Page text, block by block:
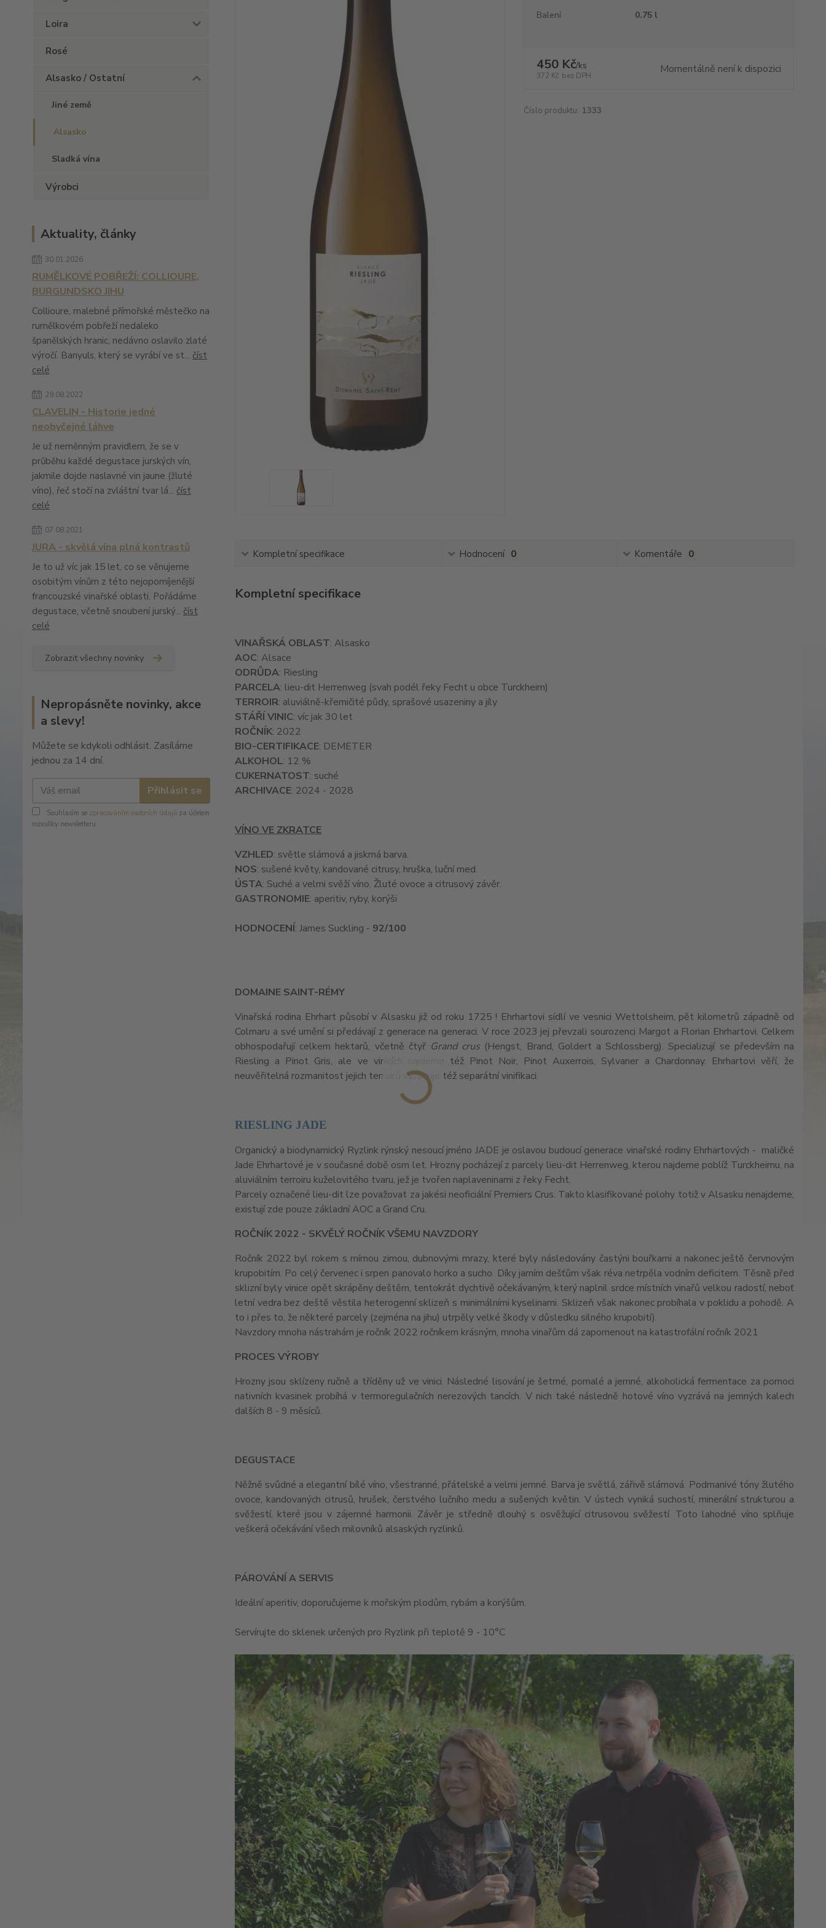
Loira
Rosé
Alsasko / Ostatní
Jiné země
Alsasko
Sladká vína
Výrobci
Aktuality, články
30.01.2026
RUMĚLKOVÉ POBŘEŽÍ: COLLIOURE,
BURGUNDSKO JIHU
Collioure, malebné přímořské městečko na
rumělkovém pobřeží nedaleko
španělských hranic, nedávno oslavilo zlaté
výročí. Banyuls, který se vyrábí ve st... číst
celé
29.08.2022
CLAVELIN - Historie jedné
neobyčejné láhve
Je už neměnným pravidlem, že se v
průběhu každé degustace jurských vín,
jakmile dojde naslavné vin jaune (žluté
víno), řeč stočí na zvláštní tvar lá... číst
celé
07.08.2021
JURA - skvělá vína plná kontrastů
Je to už víc jak 15 let, co se věnujeme
osobitým vínům z této nejopomíjenější
francouzské vinařské oblasti. Pořádáme
degustace, včetně snoubení jurský... číst
celé
Zobrazit všechny novinky
Nepropásněte novinky, akce
a slevy!
Můžete se kdykoli odhlásit. Zasíláme
jednou za 14 dní.
Přihlásit se
Souhlasím se zpracováním osobních údajů za účelem
rozesílky newsletteru.
Balení 0.75 l
450 Kč/ks
372 Kč bez DPH Momentálně není k dispozici
Číslo produktu: 1333
Kompletní specifikace Hodnocení 0 Komentáře 0
Kompletní specifikace
VINAŘSKÁ OBLAST: Alsasko
AOC: Alsace
ODRŮDA: Riesling
PARCELA: lieu-dit Herrenweg (svah podél řeky Fecht u obce Turckheim)
TERROIR: aluviálně-křemičité půdy, sprašové usazeniny a jíly
STÁŘÍ VINIC: víc jak 30 let
ROČNÍK: 2022
BIO-CERTIFIKACE: DEMETER
ALKOHOL: 12 %
CUKERNATOST: suché
ARCHIVACE: 2024 - 2028
VÍNO VE ZKRATCE
VZHLED: světle slámová a jiskrná barva.
NOS: sušené květy, kandované citrusy, hruška, luční med.
ÚSTA: Suché a velmi svěží víno. Žluté ovoce a citrusový závěr.
GASTRONOMIE: aperitiv, ryby, korýši
HODNOCENÍ: James Suckling - 92/100
DOMAINE SAINT-RÉMY
Vinařská rodina Ehrhart působí v Alsasku již od roku 1725 ! Ehrhartovi sídlí ve vesnici Wettolsheim, pět kilometrů západně od
Colmaru a své umění si předávají z generace na generaci. V roce 2023 jej převzali sourozenci Margot a Florian Ehrhartovi. Celkem
obhospodařují celkem hektarů, včetně čtyř Grand crus (Hengst, Brand, Goldert a Schlossberg). Specializují se především na
Riesling a Pinot Gris, ale ve vinicích najdeme též Pinot Noir, Pinot Auxerrois, Sylvaner a Chardonnay. Ehrhartovi věří, že
neuvěřitelná rozmanitost jejich terroirů vyžaduje též separátní vinifikaci.
RIESLING JADE
Organický a biodynamický Ryzlink rýnský nesoucí jméno JADE je oslavou budoucí generace vinařské rodiny Ehrhartových - maličké
Jade Ehrhartové je v současné době osm let. Hrozny pocházejí z parcely lieu-dit Herrenweg, kterou najdeme poblíž Turckheimu, na
aluviálním terroiru kuželovitého tvaru, jež je tvořen naplaveninami z řeky Fecht.
Parcely označené lieu-dit lze považovat za jakési neoficiální Premiers Crus. Takto klasifikované polohy totiž v Alsasku nenajdeme;
existují zde pouze základní AOC a Grand Cru.
ROČNÍK 2022 - SKVĚLÝ ROČNÍK VŠEMU NAVZDORY
Ročník 2022 byl rokem s mírnou zimou, dubnovými mrazy, které byly následovány častýni bouřkami a nakonec ještě červnovým
krupobitím. Po celý červenec i srpen panovalo horko a sucho. Díky jarním dešťům však réva netrpěla vodním deficitem. Těsně před
sklizní byly vinice opět skrápěny deštěm, tentokrát dychtivě očekávaným, který naplnil srdce místních vinařů velkou radostí, neboť
letní vedra bez deště věstila heterogenní sklizeň s minimálními kyselinami. Sklizeň však nakonec probíhala v poklidu a pohodě. A
to i přes to, že některé parcely (zejména na jihu) utrpěly velké škody v důsledku silného krupobití).
Navzdory mnoha nástrahám je ročník 2022 ročníkem krásným, mnoha vinařům dá zapomenout na katastrofální ročník 2021
PROCES VÝROBY
Hrozny jsou sklízeny ručně a tříděny už ve vinici. Následné lisování je šetrné, pomalé a jemné, alkoholická fermentace za pomoci
nativních kvasinek probíhá v termoregulačních nerezových tancích. V nich také následně hotové víno vyzrává na jemných kalech
dalších 8 - 9 měsíců.
DEGUSTACE
Něžně svůdné a elegantní bílé víno, všestranné, přátelské a velmi jemné. Barva je světlá, zářivě slámová. Podmanivé tóny žlutého
ovoce, kandovaných citrusů, hrušek, čerstvého lučního medu a sušených květin. V ústech vyniká suchostí, minerální strukturou a
svěžestí, které jsou v zájemné harmonii. Závěr je středně dlouhý s osvěžující citrusovou svěžestí. Toto lahodné víno splňuje
veškerá očekávání všech milovníků alsaských ryzlinků.
PÁROVÁNÍ A SERVIS
Ideální aperitiv, doporučujeme k mořským plodům, rybám a korýšům.
Servírujte do sklenek určených pro Ryzlink při teplotě 9 - 10°C